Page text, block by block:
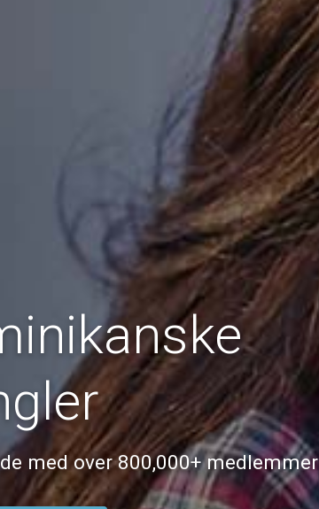
med over 800,000+ medlemmer